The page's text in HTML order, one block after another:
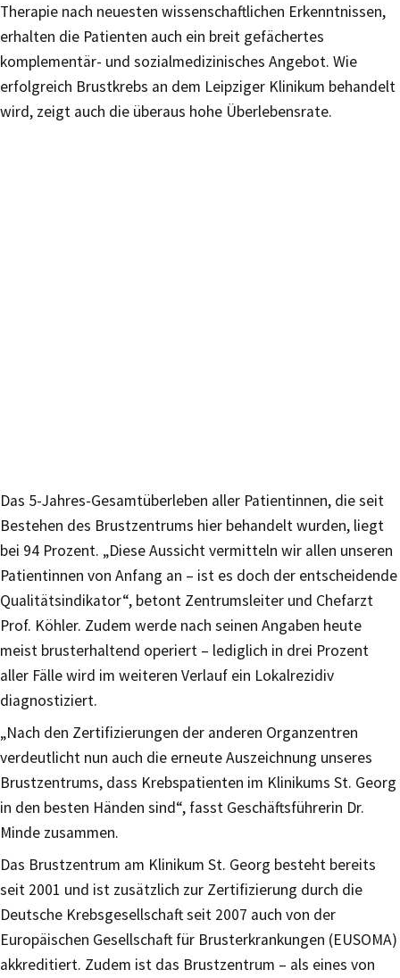
Therapie nach neuesten wissenschaftlichen Erkenntnissen,
erhalten die Patienten auch ein breit gefächertes
komplementär- und sozialmedizinisches Angebot. Wie
erfolgreich Brustkrebs an dem Leipziger Klinikum behandelt
wird, zeigt auch die überaus hohe Überlebensrate.
Das 5-Jahres-Gesamtüberleben aller Patientinnen, die seit
Bestehen des Brustzentrums hier behandelt wurden, liegt
bei 94 Prozent. „Diese Aussicht vermitteln wir allen unseren
Patientinnen von Anfang an – ist es doch der entscheidende
Qualitätsindikator“, betont Zentrumsleiter und Chefarzt
Prof. Köhler. Zudem werde nach seinen Angaben heute
meist brusterhaltend operiert – lediglich in drei Prozent
aller Fälle wird im weiteren Verlauf ein Lokalrezidiv
diagnostiziert.
„Nach den Zertifizierungen der anderen Organzentren
verdeutlicht nun auch die erneute Auszeichnung unseres
Brustzentrums, dass Krebspatienten im Klinikums St. Georg
in den besten Händen sind“, fasst Geschäftsführerin Dr.
Minde zusammen.
Das Brustzentrum am Klinikum St. Georg besteht bereits
seit 2001 und ist zusätzlich zur Zertifizierung durch die
Deutsche Krebsgesellschaft seit 2007 auch von der
Europäischen Gesellschaft für Brusterkrankungen (EUSOMA)
akkreditiert. Zudem ist das Brustzentrum – als eines von